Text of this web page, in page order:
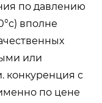
по давлению
вполне
или
конкуренция с
по цене